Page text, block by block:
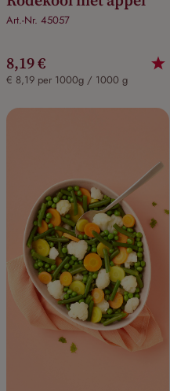
Art.-Nr. 45057
8,19 €
€ 8,19 per 1000g / 1000 g